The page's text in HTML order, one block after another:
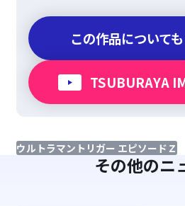
この作品について
TSUBURAYA
ウルトラマントリガー エピソードＺ
その他のニ